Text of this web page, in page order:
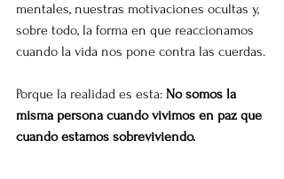
mentales, nuestras motivaciones ocultas y,
sobre todo, la forma en que reaccionamos
cuando la vida nos pone contra las cuerdas.
Porque la realidad es esta: No somos la
misma persona cuando vivimos en paz que
cuando estamos sobreviviendo.